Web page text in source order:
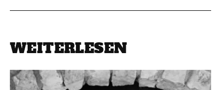
WEITERLESEN